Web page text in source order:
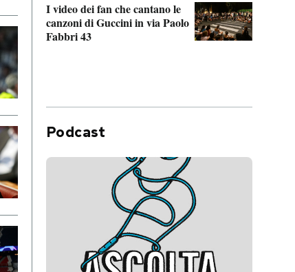
I video dei fan che cantano le
canzoni di Guccini in via Paolo
Fabbri 43
Podcast